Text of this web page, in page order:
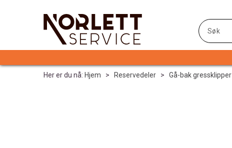
Her er du nå: Hjem > Reservedeler > Gå-bak gressklipper